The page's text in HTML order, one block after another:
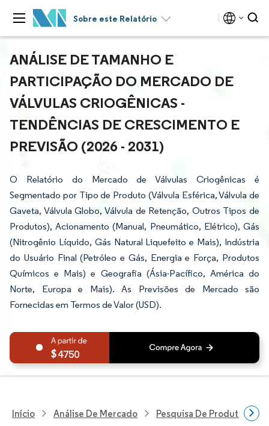
Sobre este Relatório
ANÁLISE DE TAMANHO E
PARTICIPAÇÃO DO MERCADO DE
VÁLVULAS CRIOGÊNICAS -
TENDÊNCIAS DE CRESCIMENTO E
PREVISÃO (2026 - 2031)
O Relatório do Mercado de Válvulas Criogênicas é
Segmentado por Tipo de Produto (Válvula Esférica, Válvula de
Gaveta, Válvula Globo, Válvula de Retenção, Outros Tipos de
Produtos), Acionamento (Manual, Pneumático, Elétrico), Gás
(Nitrogênio Líquido, Gás Natural Liquefeito e Mais), Indústria
do Usuário Final (Petróleo e Gás, Energia e Força, Produtos
Químicos e Mais) e Geografia (Ásia-Pacífico, América do
Norte, Europa e Mais). As Previsões de Mercado são
Fornecidas em Termos de Valor (USD).
4750
Início Análise De Mercado Pesquisa De Produtos